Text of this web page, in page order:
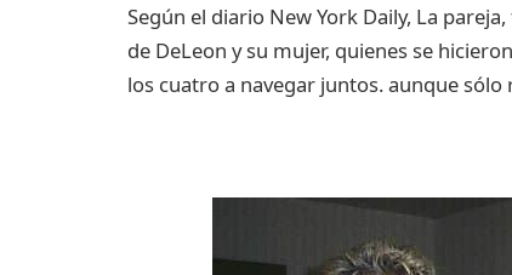
Según el diario New York Daily, La pareja,
de DeLeon ysu mujer, quienesse hicieron
los cuatroa navegar juntos.aunquesólo